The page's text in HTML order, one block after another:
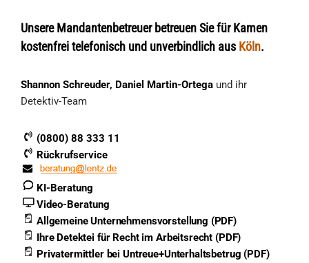
Unsere Mandantenbetreuer betreuen Sie für Kamen
kostenfrei telefonisch und unverbindlich aus Köln.
Shannon Schreuder, Daniel Martin-Ortega und ihr
Detektiv-Team
(0800) 88 333 11
Rückrufservice
KI-Beratung
Video-Beratung
Allgemeine Unternehmensvorstellung (PDF)
Ihre Detektei für Recht im Arbeitsrecht (PDF)
Privatermittler bei Untreue+Unterhaltsbetrug (PDF)